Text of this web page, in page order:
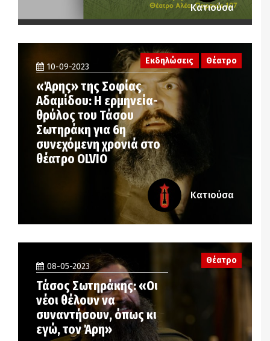
Κατιούσα
10-09-2023
«Άρης» της Σοφίας
Αδαμίδου: H ερμηνεία-
θρύλος του Τάσου
Σωτηράκη για 6η
συνεχόμενη χρονιά στο
θέατρο OLVIO
Εκδηλώσεις Θέατρο
Κατιούσα
08-05-2023
Τάσος Σωτηράκης: «Οι
νέοι θέλουν να
συναντήσουν, όπως κι
εγώ, τον Άρη»
Θέατρο